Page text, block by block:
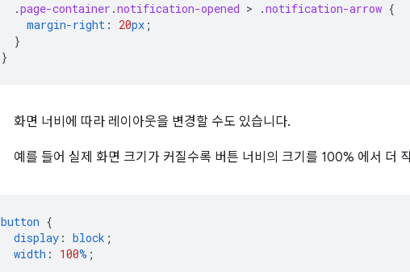
.page-container .notification-opened > .notification-arrow {
margin-right : 20px ;
}
}
화면 너비에 따라 레이아웃을 변경할 수도 있습니다.
예를 들어 실제 화면 크기가 커질수록 버튼 너비의 크기를 100% 에서 더
button {
display : block ;
width : 100% ;